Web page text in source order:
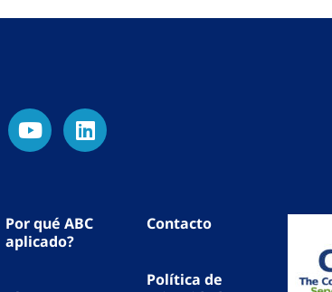
Por qué ABC
aplicado?
Contacto
Política de